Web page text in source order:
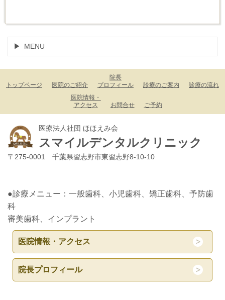
MENU
トップページ 医院のご紹介
院長
プロフィール
診療のご案内
診療の流れ
医院情報・
アクセス
お問合せ ご予約
医療法人社団 ほほえみ会
スマイルデンタルクリニック
〒275-0001 千葉県習志野市東習志野8-10-10
●診療メニュー：一般歯科、小児歯科、矯正歯科、予防歯
科
審美歯科、インプラント
医院情報・アクセス
院長プロフィール